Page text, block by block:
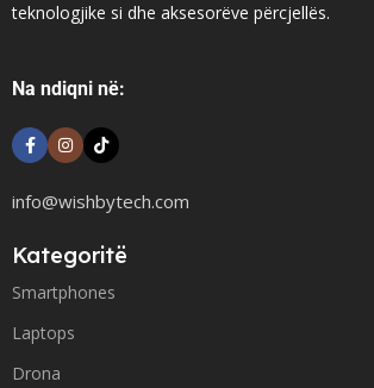
teknologjike si dhe aksesorëve përcjellës.
Na ndiqni në:
info@wishbytech.com
Kategoritë
Smartphones
Laptops
Drona